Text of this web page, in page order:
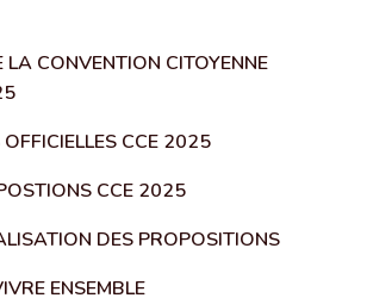
CONVENTION CITOYENNE
CCE 2025
CCE 2025
DES PROPOSITIONS
ENSEMBLE